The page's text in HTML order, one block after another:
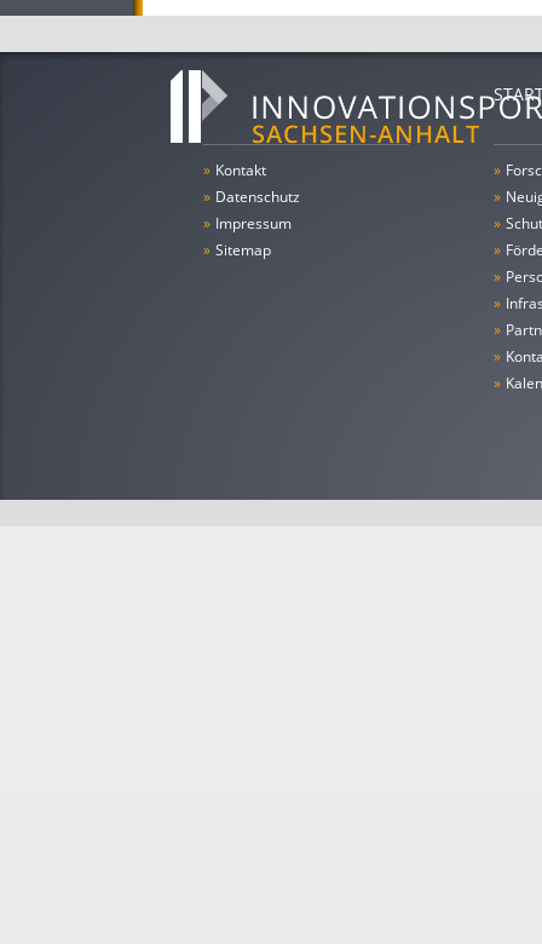
» Kontakt
» Datenschutz
» Impressum
» Sitemap
»
»
»
»
»
»
»
»
»